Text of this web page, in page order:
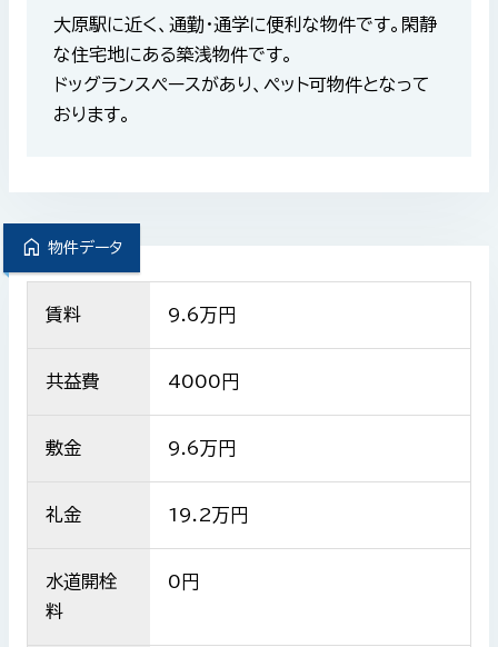
大原駅に近く、通勤・通学に便利な物件です。閑静
な住宅地にある築浅物件です。
ドッグランスペースがあり、ペット可物件となって
おります。
home 物件データ
賃料 9.6万円
共益費 4000 円
敷金 9.6万円
礼金 19.2万円
水道開栓
料
0円